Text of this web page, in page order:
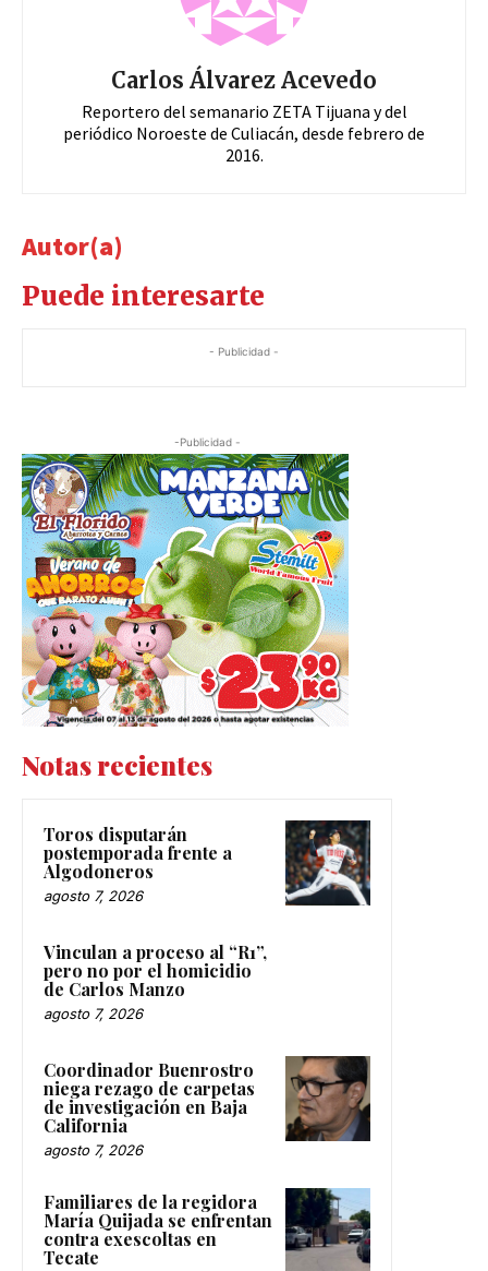
Carlos Álvarez Acevedo
Reportero del semanario ZETA Tijuana y del
periódico Noroeste de Culiacán, desde febrero de
2016.
Autor(a)
Puede interesarte
- Publicidad -
-Publicidad -
Notas recientes
Toros disputarán
postemporada frente a
Algodoneros
agosto 7, 2026
Vinculan a proceso al “R1”,
pero no por el homicidio
de Carlos Manzo
agosto 7, 2026
Coordinador Buenrostro
niega rezago de carpetas
de investigación en Baja
California
agosto 7, 2026
Familiares de la regidora
María Quijada se enfrentan
contra exescoltas en
Tecate